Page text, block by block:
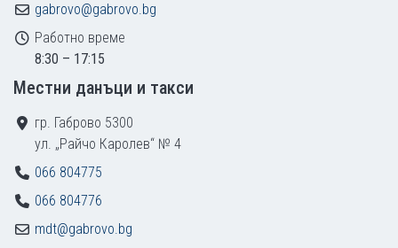
gabrovo@gabrovo.bg
Работно време
8:30 – 17:15
Местни данъци и такси
гр. Габрово 5300
ул. „Райчо Каролев“ № 4
066 804775
066 804776
mdt@gabrovo.bg